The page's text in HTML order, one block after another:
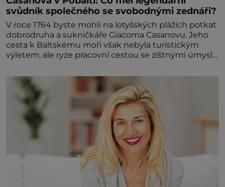
svůdník společného se svobodnými zednáři?
V roce 1764 byste mohli na lotyšských plážích potkat
dobrodruha a sukničkáře Giacoma Casanovu. Jeho
cesta k Baltskému moři však nebyla turistickým
výletem, ale ryze pracovní cestou se zištnými úmysly.
procházel uličkami lotyšské Rigy? Casanova v Pobaltí
kontaktoval tamní zednářské lóže. Nebyl v této
oblasti žádným nováčkem, protože do zednářské